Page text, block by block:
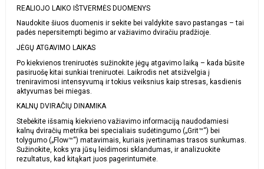
REALIOJO LAIKO IŠTVERMĖS DUOMENYS
Naudokite šiuos duomenis ir sekite bei valdykite savo pastangas – tai
padės nepersitempti bėgimo ar važiavimo dviračiu pradžioje.
JĖGŲ ATGAVIMO LAIKAS
Po kiekvienos treniruotės sužinokite jėgų atgavimo laiką – kada būsite
pasiruošę kitai sunkiai treniruotei. Laikrodis net atsižvelgia į
treniravimosi intensyvumą ir tokius veiksnius kaip stresas, kasdienis
aktyvumas bei miegas.
KALNŲ DVIRAČIŲ DINAMIKA
Stebėkite išsamią kiekvieno važiavimo informaciją naudodamiesi
kalnų dviračių metrika bei specialiais sudėtingumo („Grit™“) bei
tolygumo („Flow™“) matavimais, kuriais įvertinamas trasos sunkumas.
Sužinokite, koks yra jūsų leidimosi sklandumas, ir analizuokite
rezultatus, kad kitąkart juos pagerintumėte.